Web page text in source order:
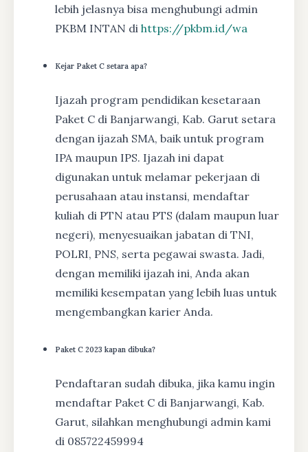
lebih jelasnya bisa menghubungi admin
PKBM INTAN di https://pkbm.id/wa
Kejar Paket C setara apa?
Ijazah program pendidikan kesetaraan
Paket C di Banjarwangi, Kab. Garut setara
dengan ijazah SMA, baik untuk program
IPA maupun IPS. Ijazah ini dapat
digunakan untuk melamar pekerjaan di
perusahaan atau instansi, mendaftar
kuliah di PTN atau PTS (dalam maupun luar
negeri), menyesuaikan jabatan di TNI,
POLRI, PNS, serta pegawai swasta. Jadi,
dengan memiliki ijazah ini, Anda akan
memiliki kesempatan yang lebih luas untuk
mengembangkan karier Anda.
Paket C 2023 kapan dibuka?
Pendaftaran sudah dibuka, jika kamu ingin
mendaftar Paket C di Banjarwangi, Kab.
Garut, silahkan menghubungi admin kami
di 085722459994